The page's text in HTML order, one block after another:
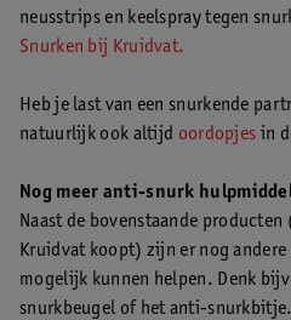
neusstrips en keelspray tegen
Snurken bij Kruidvat.
Heb je last van een snurkende
natuurlijk ook altijd oordopjes in
Nog meer anti-snurk
Naast de bovenstaande
Kruidvat koopt) zijn er nog
mogelijk kunnen helpen. Denk
snurkbeugel of het anti-